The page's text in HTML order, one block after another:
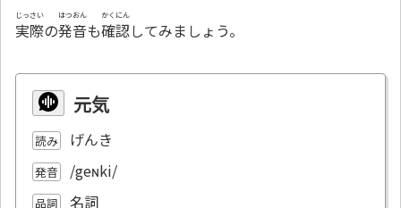
実際
じっさい
の発音
はつおん
も確認
かくにん
してみましょう。
元気
読み げんき
発音 /geɴki/
品詞 名詞